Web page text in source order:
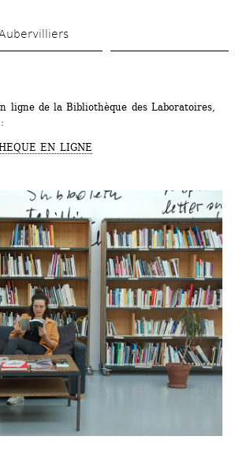
contenu
ligne de la Bibliothèque des Laboratoires,
EN LIGNE